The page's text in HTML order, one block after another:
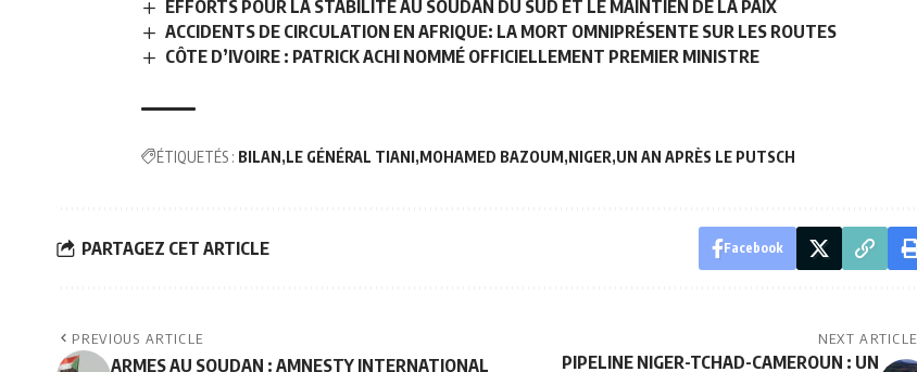
EFFORTS POUR LA STABILITÉ AU SOUDAN DU SUD ET LE MAINTIEN DE LA PAIX
ACCIDENTS DE CIRCULATION EN AFRIQUE: LA MORT OMNIPRÉSENTE SUR LES ROUTES
CÔTE D’IVOIRE : PATRICK ACHI NOMMÉ OFFICIELLEMENT PREMIER MINISTRE
ÉTIQUETÉS : BILAN LE GÉNÉRAL TIANI MOHAMED BAZOUM NIGER UN AN APRÈS LE PUTSCH
PARTAGEZ CET ARTICLE Facebook
PREVIOUS ARTICLE
ARMES AU SOUDAN : AMNESTY INTERNATIONAL
NEXT ARTICLE
PIPELINE NIGER-TCHAD-CAMEROUN : UN